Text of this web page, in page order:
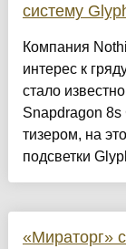
систему
Компания
интерес к
стало
Snapdragon
тизером, на
подсветки
«Мираторг»